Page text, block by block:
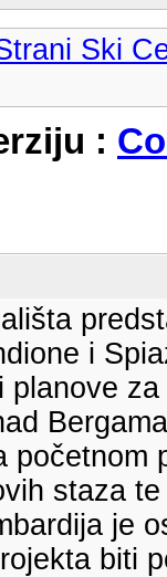
Ski
:
i
početnom
staza
je
biti